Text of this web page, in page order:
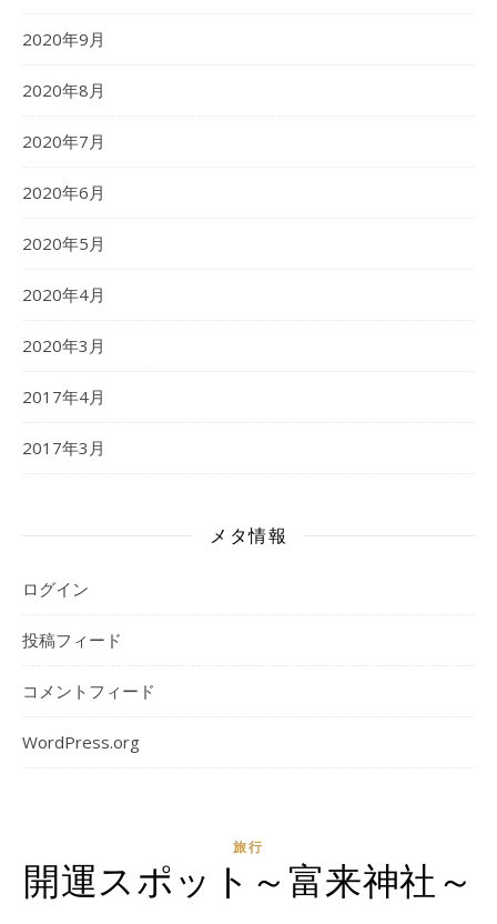
2020年9月
2020年8月
2020年7月
2020年6月
2020年5月
2020年4月
2020年3月
2017年4月
2017年3月
メタ情報
ログイン
投稿フィード
コメントフィード
WordPress.org
旅行
開運スポット～富来神社～